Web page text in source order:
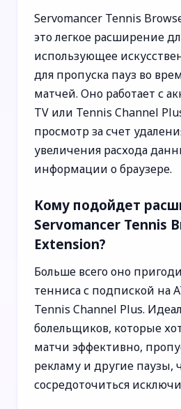
Servomancer Tennis
это легкое расширение
использующее
для пропуска пауз во
матчей. Оно работает с
TV или Tennis Channel
просмотр за счет
увеличения расхода
информации о браузере.
Кому подойдет
Servomancer Tennis
Extension?
Больше всего оно
тенниса с подпиской на
Tennis Channel Plus.
болельщиков, которые
матчи эффективно,
рекламу и другие паузы,
сосредоточиться